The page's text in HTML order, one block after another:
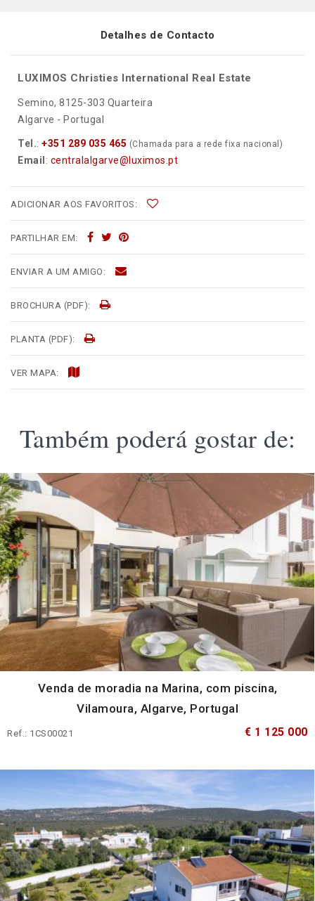
Detalhes de Contacto
LUXIMOS Christies International Real Estate
Semino, 8125-303 Quarteira
Algarve - Portugal
Tel.: +351 289 035 465 (Chamada para a rede fixa nacional)
Email : centralalgarve@luximos.pt
ADICIONAR AOS FAVORITOS:
PARTILHAR EM:
ENVIAR A UM AMIGO:
BROCHURA (PDF):
PLANTA (PDF):
VER MAPA:
Também poderá gostar de:
Venda de moradia na Marina, com piscina,
Vilamoura, Algarve, Portugal
Ref.: 1CS00021 € 1 125 000